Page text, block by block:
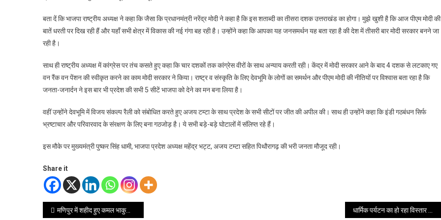
बता दें कि भाजपा राष्ट्रीय अध्यक्ष ने कहा कि जैसा कि प्रधानमंत्री नरेंद्र मोदी ने कहा है कि इस शताब्दी का तीसरा दशक उत्तराखंड का होगा। मुझे खुशी है कि आज पीएम मोदी की
बातें धरती पर दिख रही हैं और यहाँ सभी क्षेत्र में विकास की नई गंगा बह रही है। उन्होंने कहा कि आपका यह जनसमर्थन यह बता रहा है की देश में तीसरी बार मोदी सरकार बनने जा
रही है।
साथ ही राष्ट्रीय अध्यक्ष में कांग्रेस पर तंच कसते हुए कहा कि चार दशकों तक कांग्रेस वीरों के साथ अन्याय करती रही। केंद्र में मोदी सरकार आने के बाद 4 दशक से लटकाए गए
वन रैंक वन पेंशन की स्वीकृत करने का काम मोदी सरकार ने किया। राष्ट्र व संस्कृति के लिए देवभूमि के लोगों का समर्थन और पीएम मोदी की नीतियों पर विश्वास बता रहा है कि
जनता-जनार्दन ने इस बार भी प्रदेश की सभी 5 सीटें भाजपा को देने का मन बना लिया है।
वहीं उन्होंने देवभूमि में विजय संकल्प रैली को संबोधित करते हुए अजय टम्टा के साथ प्रदेश के सभी सीटों पर जीत की अपील की। साथ ही उन्होंने कहा कि इंडी गठबंधन सिर्फ
भ्रष्टाचार और परिवारवाद के संरक्षण के लिए बना गठजोड़ है। ये सभी बड़े-बड़े घोटालों में संलिप्त रहे हैं।
इस मौके पर मुख्यमंत्री पुष्कर सिंह धामी, भाजपा प्रदेश अध्यक्ष महेंद्र भट्ट, अजय टम्टा सहित पिथौरागढ़ की भरी जनता मौजूद रही।
Share it
Post
मणिपुर में शहीद हुए कमल भाकुनी के पैतृक आवास पहुंच कैबिनेट मंत्री रेखा आर्या